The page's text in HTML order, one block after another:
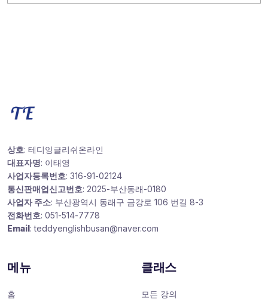
상호: 테디잉글리쉬온라인
대표자명: 이태영
사업자등록번호: 316-91-02124
통신판매업신고번호: 2025-부산동래-0180
사업자 주소: 부산광역시 동래구 금강로 106 번길 8-3
전화번호: 051-514-7778
Email: teddyenglishbusan@naver.com
메뉴
홈
클래스
모든 강의